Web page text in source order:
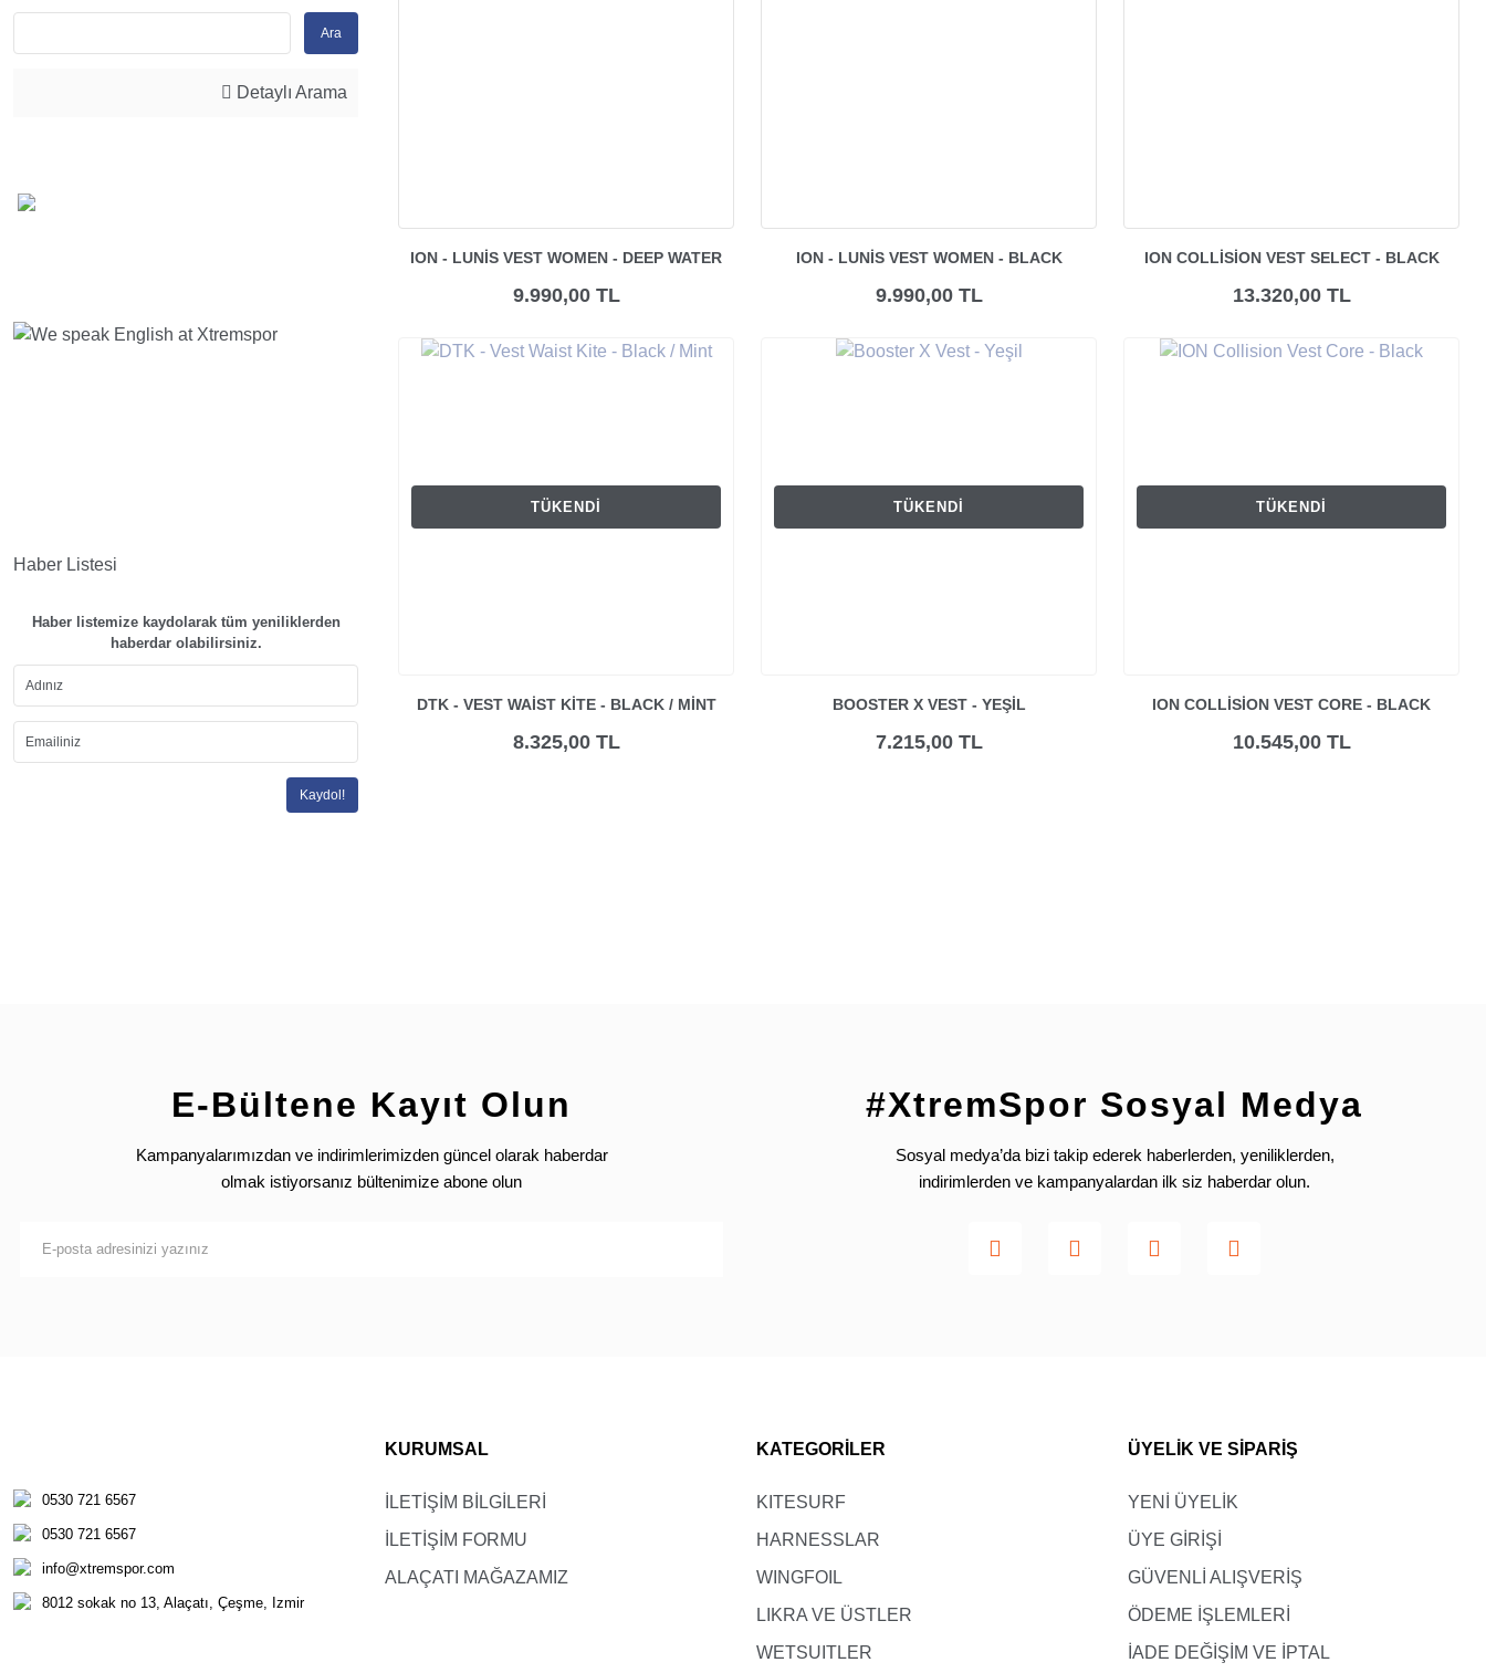
46/XS (1)
Ara
Detaylı Arama
Haber Listesi
Haber listemize kaydolarak tüm yeniliklerden
haberdar olabilirsiniz.
Kaydol!
ION - LUNIS VEST WOMEN - DEEP WATER
9.990,00 TL
ION - LUNIS VEST WOMEN - BLACK
9.990,00 TL
ION COLLISION VEST SELECT - BLACK
13.320,00 TL
TÜKENDI
DTK - VEST WAIST KITE - BLACK / MINT
8.325,00 TL
TÜKENDI
BOOSTER X VEST - YEŞIL
7.215,00 TL
TÜKENDI
ION COLLISION VEST CORE - BLACK
10.545,00 TL
E-Bültene Kayıt Olun
Kampanyalarımızdan ve indirimlerimizden güncel olarak haberdar
olmak istiyorsanız bültenimize abone olun
#XtremSpor Sosyal Medya
Sosyal medya’da bizi takip ederek haberlerden, yeniliklerden,
indirimlerden ve kampanyalardan ilk siz haberdar olun.
0530 721 6567
0530 721 6567
info@xtremspor.com
8012 sokak no 13, Alaçatı, Çeşme, Izmir
KURUMSAL
İLETİŞİM BİLGİLERİ
İLETİŞİM FORMU
ALAÇATI MAĞAZAMIZ
KATEGORİLER
KITESURF
HARNESSLAR
WINGFOIL
LIKRA VE ÜSTLER
WETSUITLER
ÜYELİK VE SİPARİŞ
YENİ ÜYELİK
ÜYE GİRİŞİ
GÜVENLİ ALIŞVERİŞ
ÖDEME İŞLEMLERİ
İADE DEĞİŞİM VE İPTAL